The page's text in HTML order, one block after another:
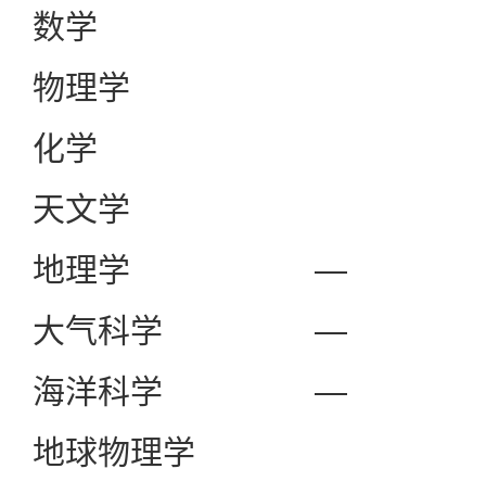
数学
物理学
化学
天文学
地理学
—
大气科学
—
海洋科学
—
地球物理学